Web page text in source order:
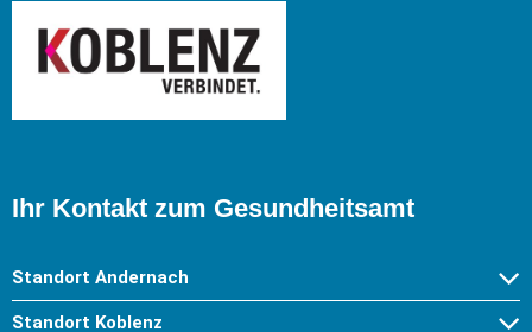
Ihr Kontakt zum Gesundheitsamt
Standort Andernach
Standort Koblenz